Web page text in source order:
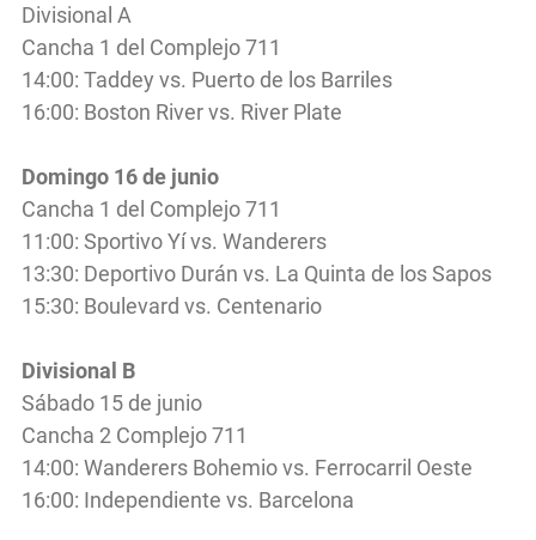
Divisional A
Cancha 1 del Complejo 711
14:00: Taddey vs. Puerto de los Barriles
16:00: Boston River vs. River Plate
Domingo 16 de junio
Cancha 1 del Complejo 711
11:00: Sportivo Yí vs. Wanderers
13:30: Deportivo Durán vs. La Quinta de los Sapos
15:30: Boulevard vs. Centenario
Divisional B
Sábado 15 de junio
Cancha 2 Complejo 711
14:00: Wanderers Bohemio vs. Ferrocarril Oeste
16:00: Independiente vs. Barcelona